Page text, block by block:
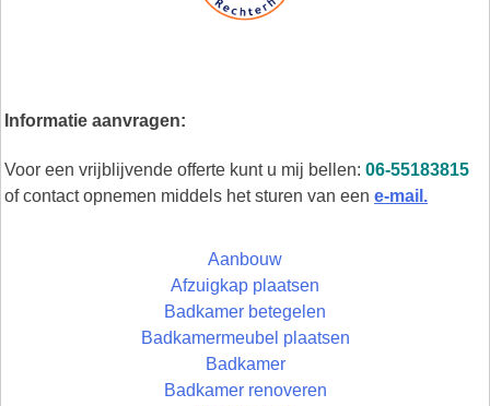
Informatie aanvragen:
Voor een vrijblijvende offerte kunt u mij bellen: 06-55183815
of contact opnemen middels het sturen van een e-mail.
Aanbouw
Afzuigkap plaatsen
Badkamer betegelen
Badkamermeubel plaatsen
Badkamer
Badkamer renoveren